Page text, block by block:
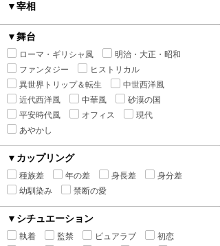
▼宰相
▼舞台
ローマ・ギリシャ風
明治・大正・昭和
ファンタジー
ヒストリカル
異世界トリップ＆転生
中世西洋風
近代西洋風
中華風
砂漠の国
平安時代風
オフィス
現代
あやかし
▼カップリング
種族差 年の差 身長差
身分差
幼馴染み
禁断の愛
▼シチュエーション
執着 監禁 ピュアラブ 初恋